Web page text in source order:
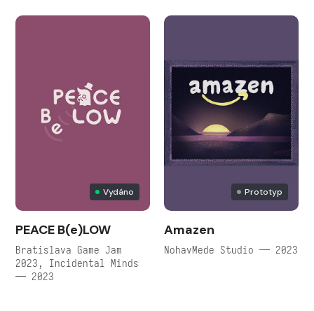
Vydáno
PEACE B(e)LOW
Bratislava Game Jam
2023, Incidental Minds
— 2023
Prototyp
Amazen
NohavMede Studio — 2023